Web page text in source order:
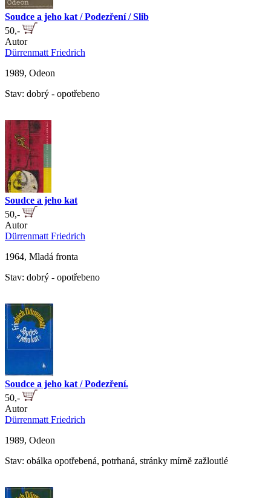
Soudce a jeho kat / Podezření / Slib
50,-
Autor
Dürrenmatt Friedrich
1989, Odeon
Stav: dobrý - opotřebeno
Soudce a jeho kat
50,-
Autor
Dürrenmatt Friedrich
1964, Mladá fronta
Stav: dobrý - opotřebeno
Soudce a jeho kat / Podezření.
50,-
Autor
Dürrenmatt Friedrich
1989, Odeon
Stav: obálka opotřebená, potrhaná, stránky mírně zažloutlé